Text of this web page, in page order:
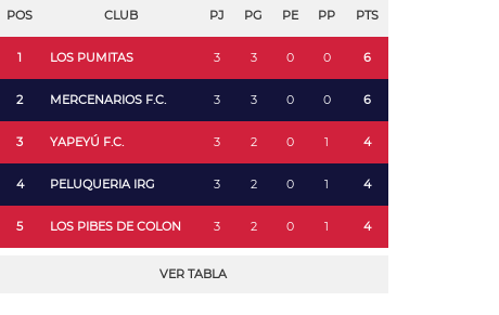
POS CLUB PJ PG PE PP PTS
1 LOS PUMITAS 3 3 0 0 6
2 MERCENARIOS F.C. 3 3 0 0 6
3 YAPEYÚ F.C. 3 2 0 1 4
4 PELUQUERIA IRG 3 2 0 1 4
5 LOS PIBES DE COLON 3 2 0 1 4
VER TABLA